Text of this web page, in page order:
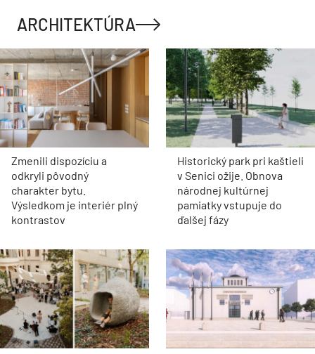
ARCHITEKTÚRA
Zmenili dispozíciu a
odkryli pôvodný
charakter bytu.
Výsledkom je interiér plný
kontrastov
Historický park pri kaštieli
v Senici ožije. Obnova
národnej kultúrnej
pamiatky vstupuje do
ďalšej fázy